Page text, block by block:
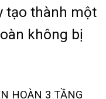
tạo thành một
không bị